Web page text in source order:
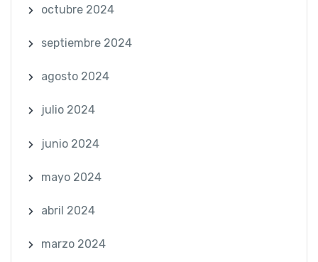
octubre 2024
septiembre 2024
agosto 2024
julio 2024
junio 2024
mayo 2024
abril 2024
marzo 2024